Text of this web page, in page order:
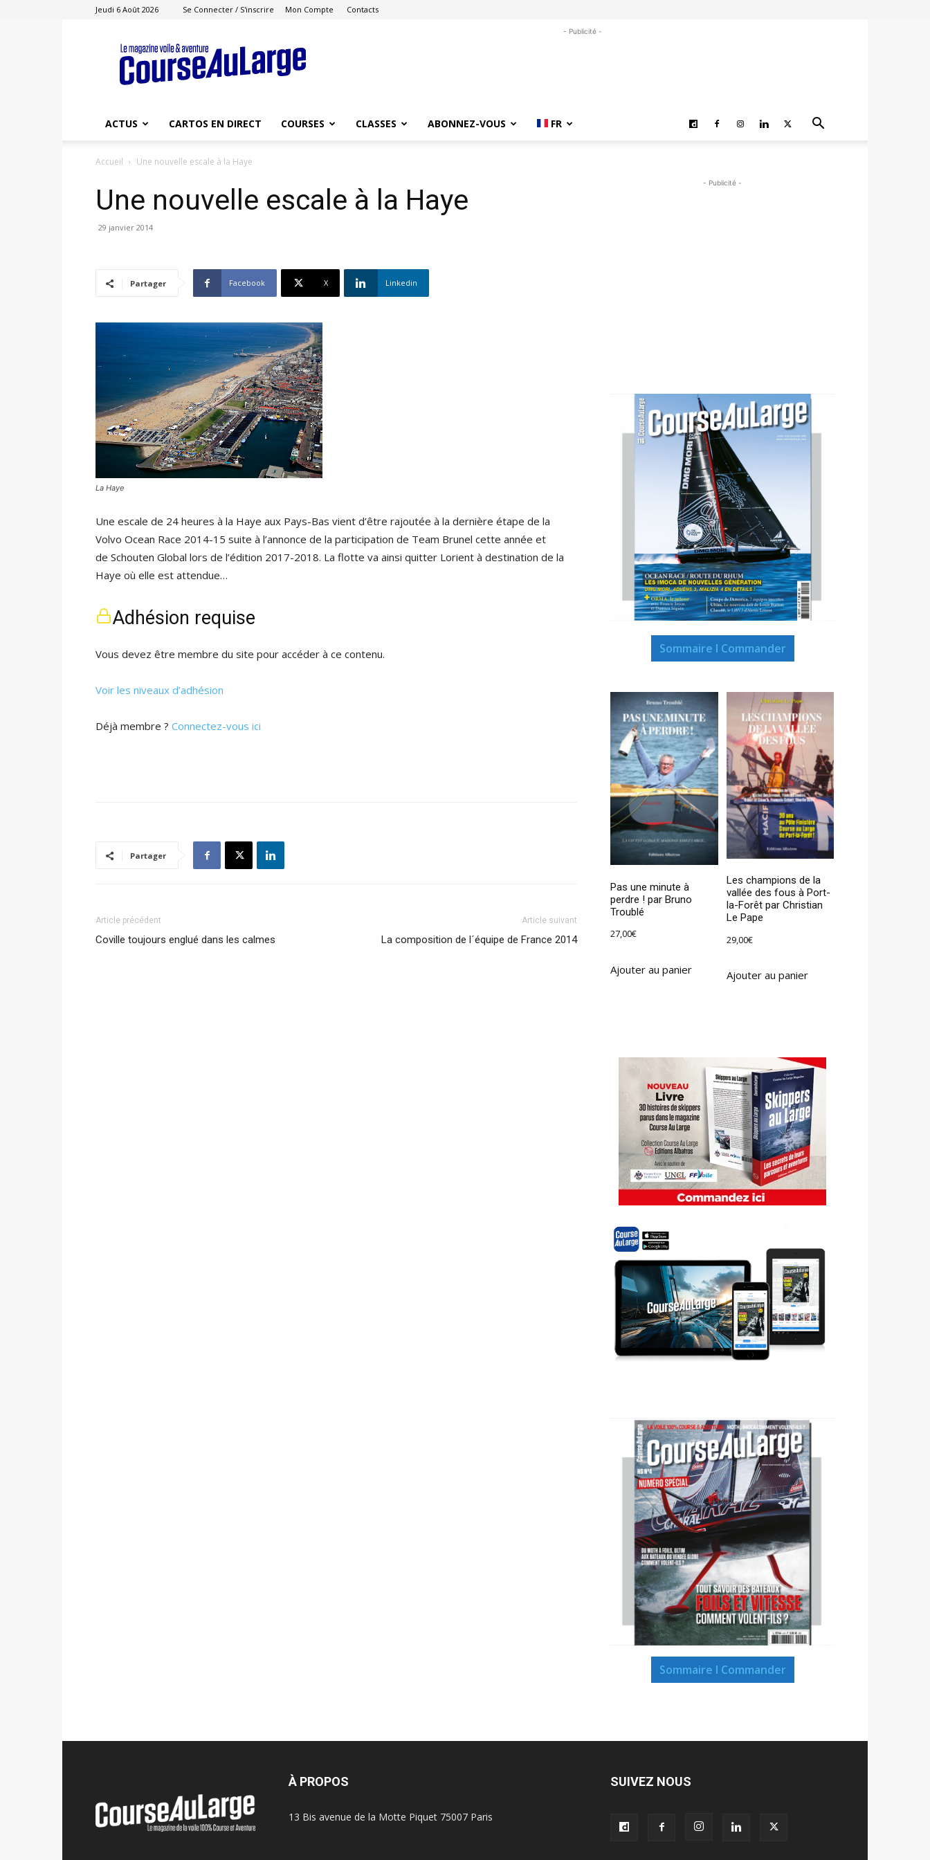
Jeudi 6 Août 2026 Se Connecter / S'inscrire Mon Compte Contacts
Course
au
Large
- Publicité -
ACTUS CARTOS EN DIRECT COURSES CLASSES ABONNEZ-VOUS FR
Accueil Une nouvelle escale à la Haye
Une nouvelle escale à la Haye
29 janvier 2014
Partager Facebook X Linkedin
La Haye
Une escale de 24 heures à la Haye aux Pays-Bas vient d’être rajoutée à la dernière étape de la
Volvo Ocean Race 2014-15 suite à l’annonce de la participation de Team Brunel cette année et
de Schouten Global lors de l’édition 2017-2018. La flotte va ainsi quitter Lorient à destination de la
Haye où elle est attendue…
Adhésion requise
Vous devez être membre du site pour accéder à ce contenu.
Voir les niveaux d’adhésion
Déjà membre ? Connectez-vous ici
Partager
Article précédent
Coville toujours englué dans les calmes
Article suivant
La composition de l´équipe de France 2014
- Publicité -
Sommaire I Commander
Pas une minute à
perdre ! par Bruno
Troublé
27,00€
Ajouter au panier
Les champions de la
vallée des fous à Port-
la-Forêt par Christian
Le Pape
29,00€
Ajouter au panier
Sommaire I Commander
À PROPOS
13 Bis avenue de la Motte Piquet 75007 Paris
SUIVEZ NOUS